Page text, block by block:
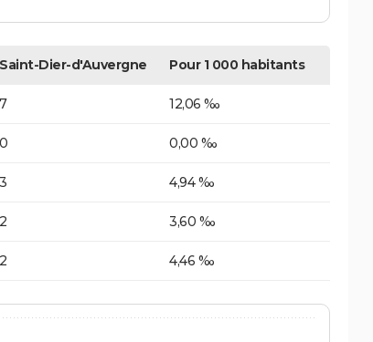
Saint-Dier-d'Auvergne Pour 1 000 habitants
7 12,06 ‰
0 0,00 ‰
3 4,94 ‰
2 3,60 ‰
2 4,46 ‰